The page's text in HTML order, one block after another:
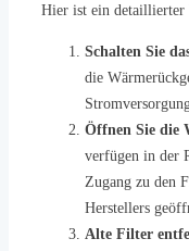
Hier ist ein detaillierter
Schalten Sie
die
Öffnen Sie die
verfügen in der
Zugang zu den
Herstellers
Alte Filter